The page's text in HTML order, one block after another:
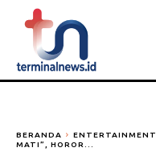
BERANDA ENTERTAINMENT
MATI”, HOROR...